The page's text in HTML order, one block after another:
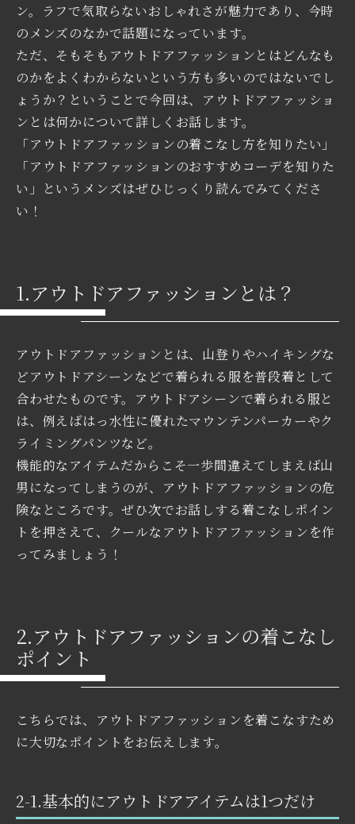
ン。ラフで気取らないおしゃれさが魅力であり、今時
のメンズのなかで話題になっています。
ただ、そもそもアウトドアファッションとはどんなも
のかをよくわからないという方も多いのではないでし
ょうか？ということで今回は、アウトドアファッショ
ンとは何かについて詳しくお話します。
「アウトドアファッションの着こなし方を知りたい」
「アウトドアファッションのおすすめコーデを知りた
い」というメンズはぜひじっくり読んでみてくださ
い！
1.アウトドアファッションとは？
アウトドアファッションとは、山登りやハイキングな
どアウトドアシーンなどで着られる服を普段着として
合わせたものです。アウトドアシーンで着られる服と
は、例えばはっ水性に優れたマウンテンパーカーやク
ライミングパンツなど。
機能的なアイテムだからこそ一歩間違えてしまえば山
男になってしまうのが、アウトドアファッションの危
険なところです。ぜひ次でお話しする着こなしポイン
トを押さえて、クールなアウトドアファッションを作
ってみましょう！
2.アウトドアファッションの着こなし
ポイント
こちらでは、アウトドアファッションを着こなすため
に大切なポイントをお伝えします。
2-1.基本的にアウトドアアイテムは1つだけ